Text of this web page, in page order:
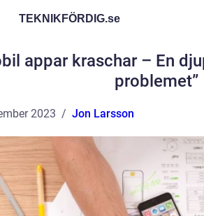
TEKNIKFÖRDIG.se
appar kraschar – En
problemet”
2023 Jon Larsson